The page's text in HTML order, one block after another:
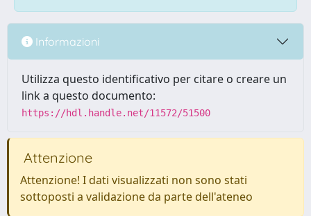
Informazioni
Utilizza questo identificativo per citare o creare un
link a questo documento:
https://hdl.handle.net/11572/51500
Attenzione
Attenzione! I dati visualizzati non sono stati
sottoposti a validazione da parte dell'ateneo